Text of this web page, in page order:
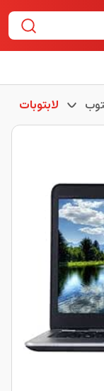
لابتوبات